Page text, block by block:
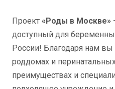
Проект «Роды в Москве»
доступный для
России! Благодаря нам вы
роддомах и
преимуществах и